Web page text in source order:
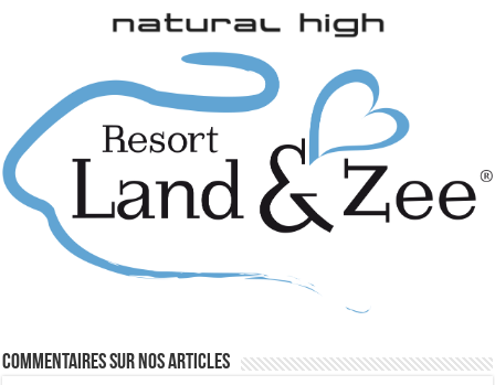
Commentaires sur nos articles